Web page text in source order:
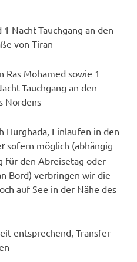
1 Nacht-Tauchgang an den
von Tiran
Ras Mohamed sowie 1
Tauchgang an den
Nordens
Hurghada, Einlaufen in den
sofern möglich (abhängig
für den Abreisetag oder
Bord) verbringen wir die
auf See in der Nähe des
entsprechend, Transfer